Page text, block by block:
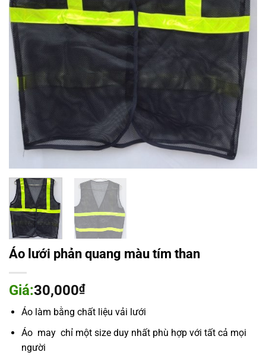
Áo lưới phản quang màu tím than
Giá:30,000₫
Áo làm bằng chất liệu vải lưới
Áo may chỉ một size duy nhất phù hợp với tất cả mọi
người